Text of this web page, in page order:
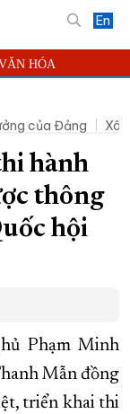
En
HÓA
ĐỌC PHÓNG SỰ
ONLINE
TỈNH KHÁNH HÒA
của Đảng
hành
thông
hội
Phạm Minh
Mẫn đồng
triển khai thi